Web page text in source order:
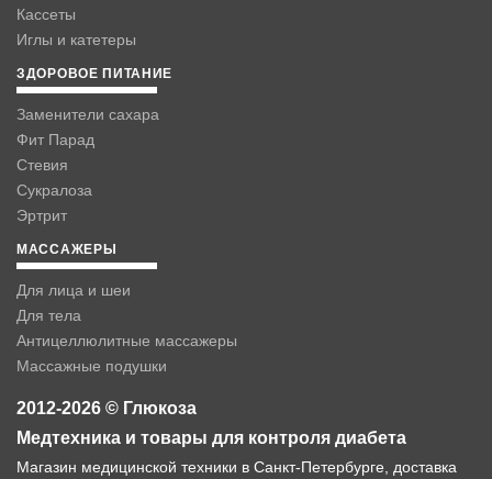
Кассеты
Иглы и катетеры
ЗДОРОВОЕ ПИТАНИЕ
Заменители сахара
Фит Парад
Стевия
Сукралоза
Эртрит
МАССАЖЕРЫ
Для лица и шеи
Для тела
Антицеллюлитные массажеры
Массажные подушки
2012-2026 © Глюкоза
Медтехника и товары для контроля диабета
Магазин медицинской техники в Санкт-Петербурге, доставка